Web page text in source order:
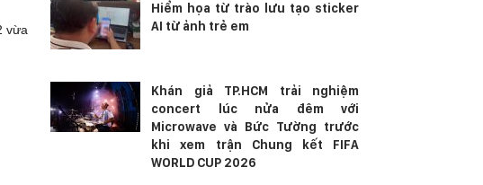
vừa
Hiểm họa từ trào lưu tạo sticker
AI từ ảnh trẻ em
Khán giả TP.HCM trải nghiệm
concert lúc nửa đêm với
Microwave và Bức Tường trước
khi xem trận Chung kết FIFA
WORLD CUP 2026